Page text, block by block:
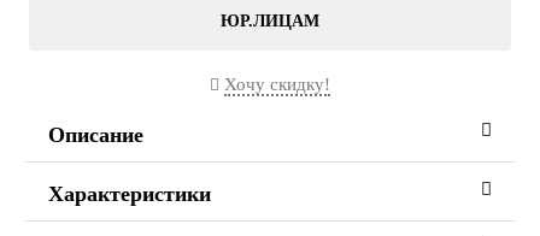
ЮР.ЛИЦАМ
Хочу скидку!
Описание
Характеристики